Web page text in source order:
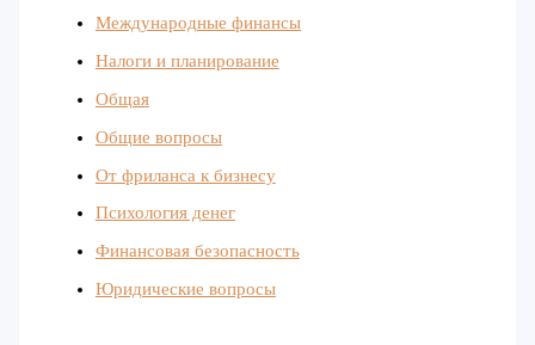
Международные финансы
Налоги и планирование
Общая
Общие вопросы
От фриланса к бизнесу
Психология денег
Финансовая безопасность
Юридические вопросы